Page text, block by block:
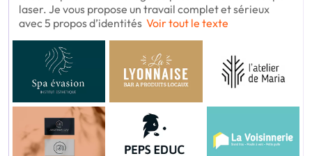
laser. Je vous propose un travail complet et sérieux
avec 5 propos d’identités Voir tout le texte